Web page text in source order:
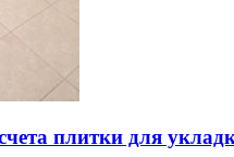
плитки для